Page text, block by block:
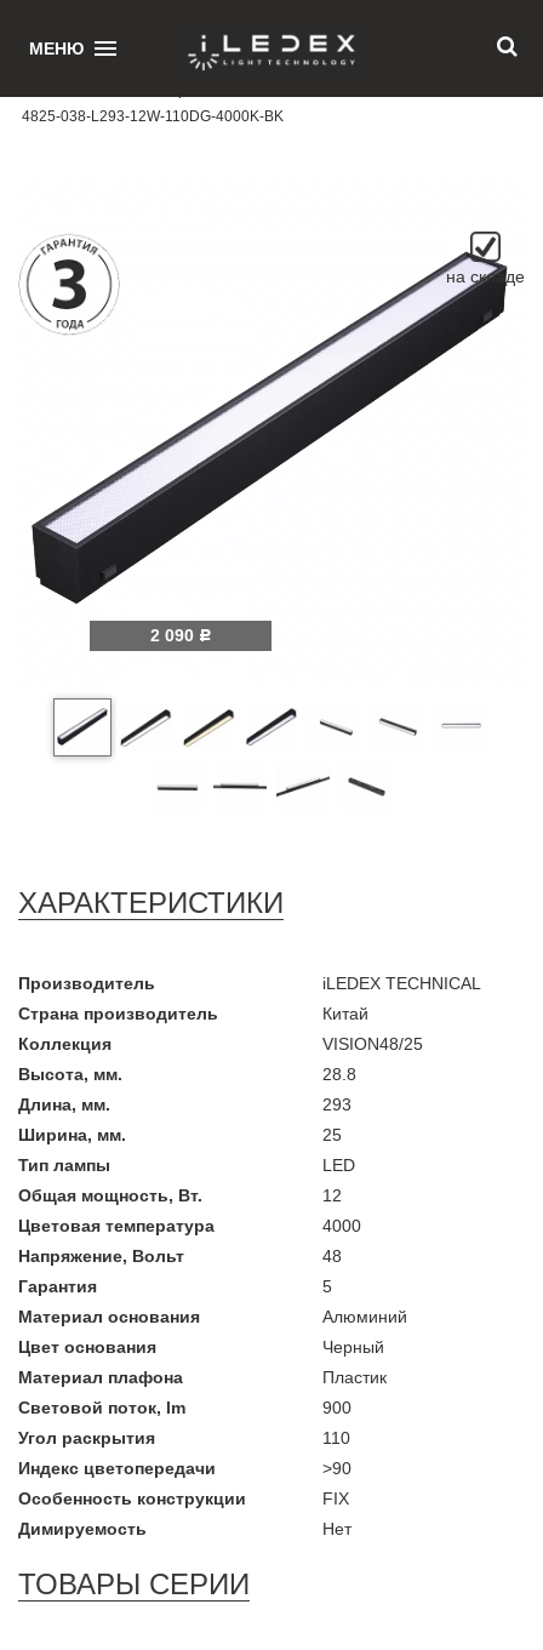
МЕНЮ
4825-038-L293-12W-110DG-4000K-BK
на складе
2 090 Р
ХАРАКТЕРИСТИКИ
Производитель
iLEDEX TECHNICAL
Страна производитель
Китай
Коллекция
VISION48/25
Высота, мм.
28.8
Длина, мм.
293
Ширина, мм.
25
Тип лампы
LED
Общая мощность, Вт.
12
Цветовая температура
4000
Напряжение, Вольт
48
Гарантия
5
Материал основания
Алюминий
Цвет основания
Черный
Материал плафона
Пластик
Световой поток, lm
900
Угол раскрытия
110
Индекс цветопередачи
>90
Особенность конструкции
FIX
Димируемость
Нет
ТОВАРЫ СЕРИИ